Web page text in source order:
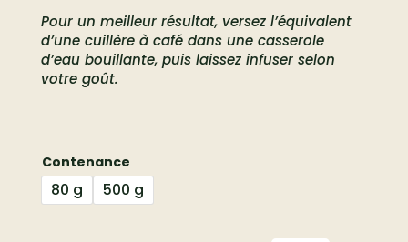
Pour un meilleur résultat, versez l’équivalent
d’une cuillère à café dans une casserole
d’eau bouillante, puis laissez infuser selon
votre goût.
Contenance
80 g 500 g